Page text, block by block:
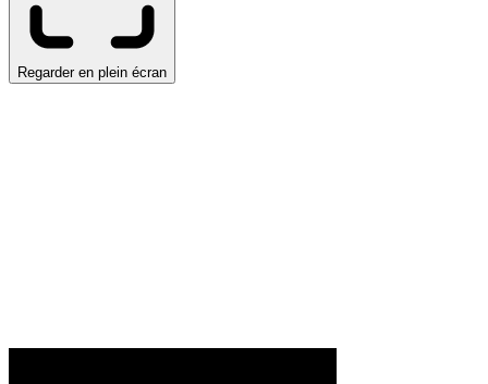
Regarder en plein écran